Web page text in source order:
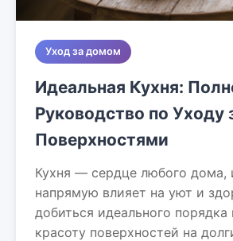
Уход за домом
Идеальная Кухня:
Руководство по Уходу
Поверхностями
Кухня — сердце любого дома,
напрямую влияет на уют и
добиться идеального порядка
красоту поверхностей на